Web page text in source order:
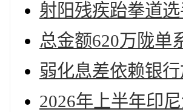
射阳残疾跆拳道
总金额620万陇单
弱化息差依赖银
2026年上半年印